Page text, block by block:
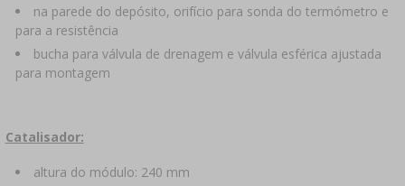
na parede do depósito, orifício para sonda do termómetro e
para a resistência
bucha para válvula de drenagem e válvula esférica ajustada
para montagem
Catalisador:
altura do módulo: 240 mm